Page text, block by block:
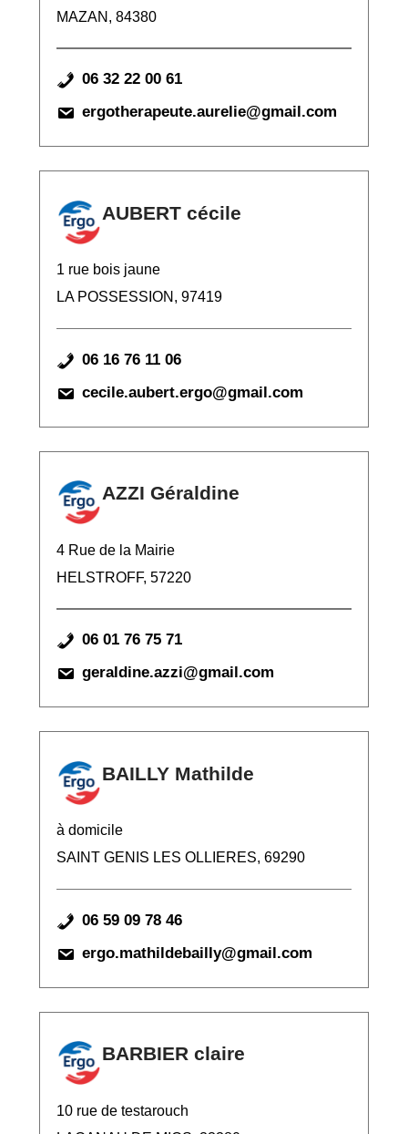
MAZAN, 84380
06 32 22 00 61
ergotherapeute.aurelie@gmail.com
AUBERT cécile
1 rue bois jaune
LA POSSESSION, 97419
06 16 76 11 06
cecile.aubert.ergo@gmail.com
AZZI Géraldine
4 Rue de la Mairie
HELSTROFF, 57220
06 01 76 75 71
geraldine.azzi@gmail.com
BAILLY Mathilde
à domicile
SAINT GENIS LES OLLIERES, 69290
06 59 09 78 46
ergo.mathildebailly@gmail.com
BARBIER claire
10 rue de testarouch